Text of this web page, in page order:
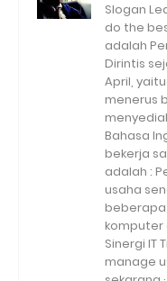
Slogan
do the
adalah
Dirintis
April,
menerus
Bahasa
bekerja
adalah :
usaha
beberapa
komputer
Sinergi IT
manage